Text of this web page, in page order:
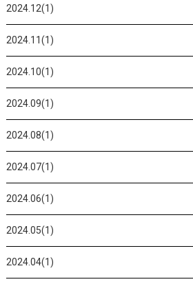
2024.12(1)
2024.11(1)
2024.10(1)
2024.09(1)
2024.08(1)
2024.07(1)
2024.06(1)
2024.05(1)
2024.04(1)